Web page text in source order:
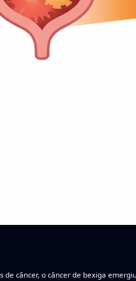
câncer, o câncer de bexiga